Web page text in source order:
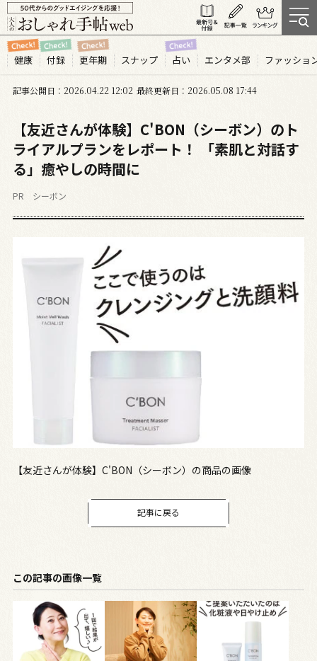
健康 付録 更年期 スナップ 占い エンタメ部 ファッショ
記事公開日 2026.04 22 12:02 最終更新日 2026.05.08 17:44
【友近さんが体験】C'BON（シーボン）のト
ライアルプランをレポート！ 「素肌と対話す
る」癒やしの時間に
PR シーボン
【友近さんが体験】C'BON（シーボン）の商品の画像
記事に戻る
この記事の画像一覧